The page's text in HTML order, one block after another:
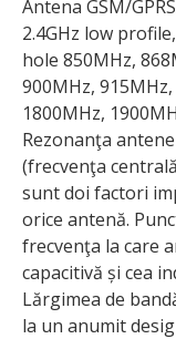
Antena GSM/
2.4GHz low
hole 850MHz,
900MHz, 915MHz,
1800MHz,
Rezonanţa
(frecvenţa
sunt doi factori
orice antenă.
frecvenţa la care
capacitivă și cea
Lărgimea de
la un anumit